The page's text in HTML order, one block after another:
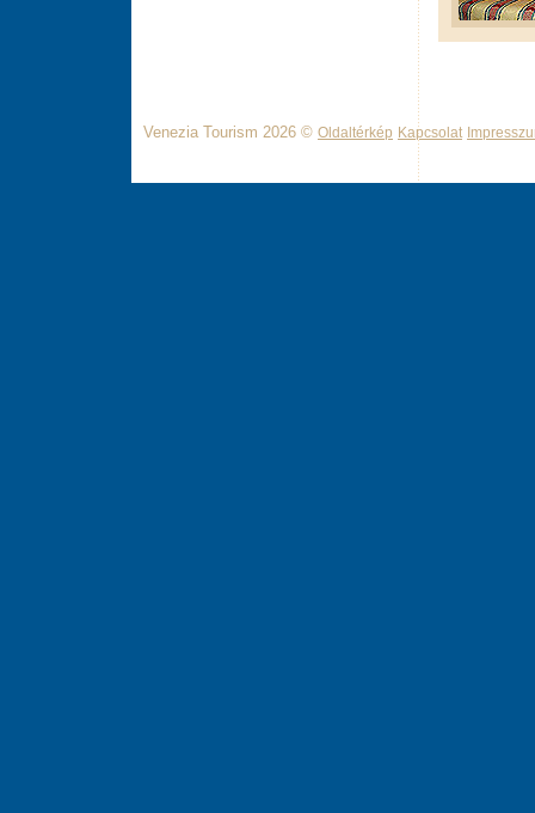
Venezia Tourism 2026 © Oldaltérkép Kapcsolat